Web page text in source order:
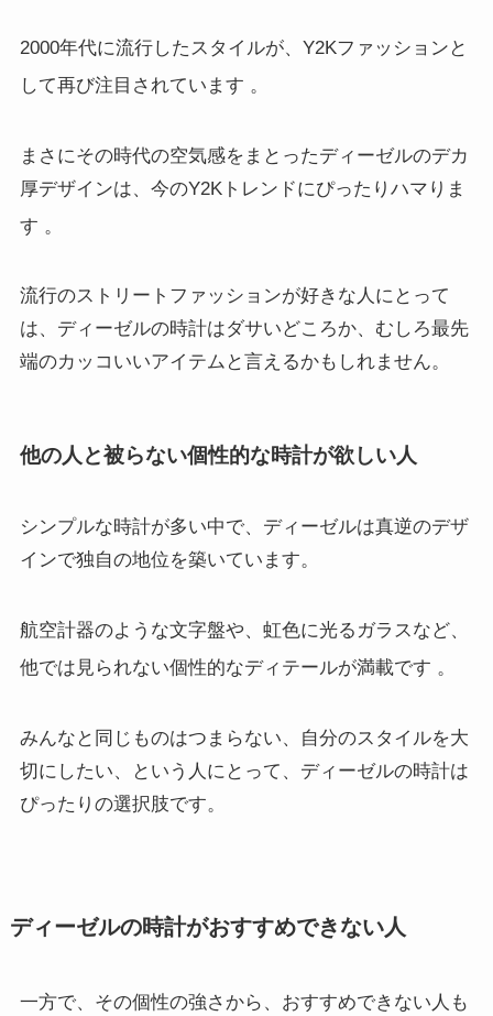
2000年代に流行したスタイルが、Y2Kファッションと
して再び注目されています 。
まさにその時代の空気感をまとったディーゼルのデカ
厚デザインは、今のY2Kトレンドにぴったりハマりま
す 。
流行のストリートファッションが好きな人にとって
は、ディーゼルの時計はダサいどころか、むしろ最先
端のカッコいいアイテムと言えるかもしれません。
他の人と被らない個性的な時計が欲しい人
シンプルな時計が多い中で、ディーゼルは真逆のデザ
インで独自の地位を築いています。
航空計器のような文字盤や、虹色に光るガラスなど、
他では見られない個性的なディテールが満載です 。
みんなと同じものはつまらない、自分のスタイルを大
切にしたい、という人にとって、ディーゼルの時計は
ぴったりの選択肢です。
ディーゼルの時計がおすすめできない人
一方で、その個性の強さから、おすすめできない人も